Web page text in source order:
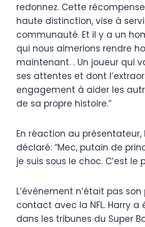
redonnez. Cette
haute distinction, vise à
communauté. Et il y a un
qui nous aimerions rendre
maintenant. . Un joueur qui
ses attentes et dont
engagement à aider les
de sa propre histoire.”
En réaction au présentateur,
déclaré: “Mec, putain de
je suis sous le choc. C’est le
L’événement n’était pas
contact avec la NFL. Harry a
dans les tribunes du Super